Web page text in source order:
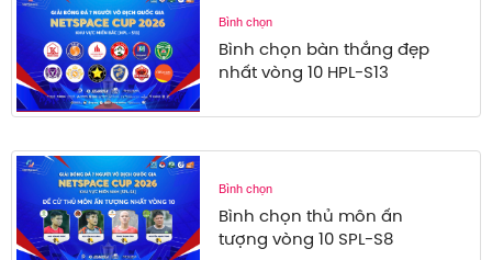
Bình chọn
Bình chọn bàn thắng đẹp
nhất vòng 10 HPL-S13
Bình chọn
Bình chọn thủ môn ấn
tượng vòng 10 SPL-S8